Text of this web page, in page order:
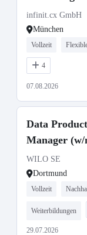
infinit.cx GmbH
München
Vollzeit
4
07.08.2026
Data
Manager
WILO SE
Dortmund
Vollzeit
Weiterbildungen
29.07.2026